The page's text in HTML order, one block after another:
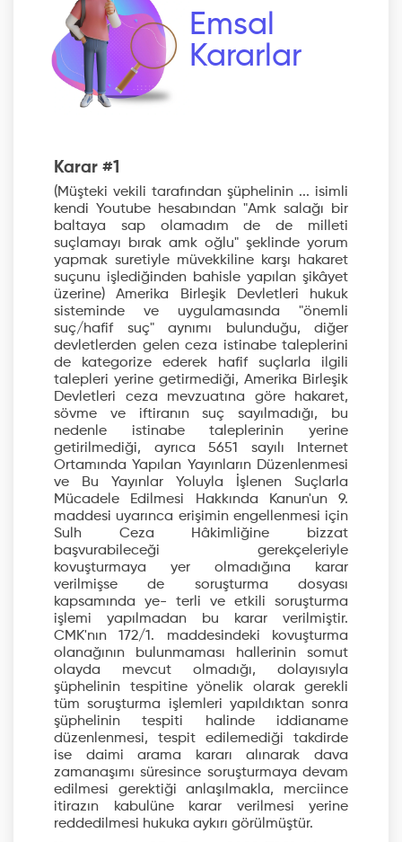
Emsal
Kararlar
Karar #1
(Müşteki vekili tarafından şüphelinin ... isimli
kendi Youtube hesabından "Amk salağı bir
baltaya sap olamadım de de milleti
suçlamayı bırak amk oğlu" şeklinde yorum
yapmak suretiyle müvekkiline karşı hakaret
suçunu işlediğinden bahisle yapılan şikâyet
üzerine) Amerika Birleşik Devletleri hukuk
sisteminde ve uygulamasında "önemli
suç/hafif suç" aynımı bulunduğu, diğer
devletlerden gelen ceza istinabe taleplerini
de kategorize ederek hafif suçlarla ilgili
talepleri yerine getirmediği, Amerika Birleşik
Devletleri ceza mevzuatına göre hakaret,
sövme ve iftiranın suç sayılmadığı, bu
nedenle istinabe taleplerinin yerine
getirilmediği, ayrıca 5651 sayılı Internet
Ortamında Yapılan Yayınların Düzenlenmesi
ve Bu Yayınlar Yoluyla İşlenen Suçlarla
Mücadele Edilmesi Hakkında Kanun'un 9.
maddesi uyarınca erişimin engellenmesi için
Sulh Ceza Hâkimliğine bizzat
başvurabileceği gerekçeleriyle
kovuşturmaya yer olmadığına karar
verilmişse de soruşturma dosyası
kapsamında ye- terli ve etkili soruşturma
işlemi yapılmadan bu karar verilmiştir.
CMK'nın 172/1. maddesindeki kovuşturma
olanağının bulunmaması hallerinin somut
olayda mevcut olmadığı, dolayısıyla
şüphelinin tespitine yönelik olarak gerekli
tüm soruşturma işlemleri yapıldıktan sonra
şüphelinin tespiti halinde iddianame
düzenlenmesi, tespit edilemediği takdirde
ise daimi arama kararı alınarak dava
zamanaşımı süresince soruşturmaya devam
edilmesi gerektiği anlaşılmakla, merciince
itirazın kabulüne karar verilmesi yerine
reddedilmesi hukuka aykırı görülmüştür.